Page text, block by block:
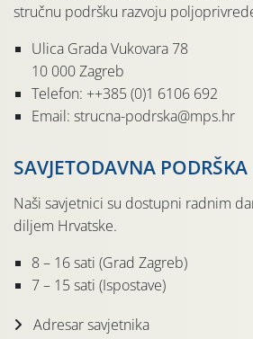
stručnu podršku razvoju
Ulica Grada Vukovara 78
10 000 Zagreb
Telefon: ++385 (0)1 6106 692
Email: strucna-podrska@mps.hr
SAVJETODAVNA PODRŠKA
Naši savjetnici su dostupni radnim
diljem Hrvatske.
8 – 16 sati (Grad Zagreb)
7 – 15 sati (Ispostave)
Adresar savjetnika